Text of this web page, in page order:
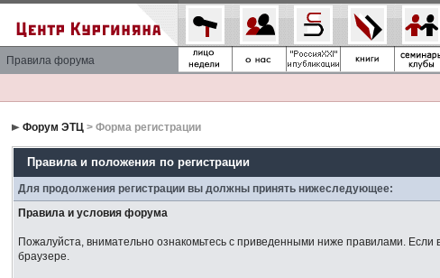
Правила форума
Форум ЭТЦ > Форма регистрации
Правила и положения по регистрации
Для продолжения регистрации вы должны принять нижеследующее:
Правила и условия форума
Пожалуйста, внимательно ознакомьтесь с приведенными ниже правилами.
браузере.